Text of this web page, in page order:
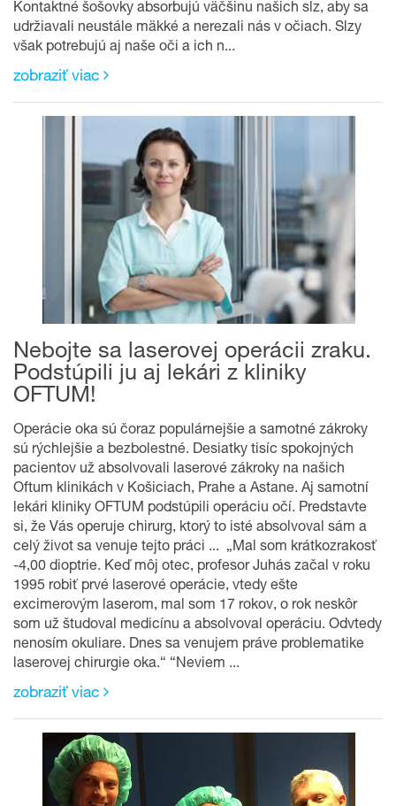
Kontaktné šošovky absorbujú väčšinu našich sĺz, aby sa
udržiavali neustále mäkké a nerezali nás v očiach. Slzy
však potrebujú aj naše oči a ich n...
zobraziť viac
Nebojte sa laserovej operácii zraku.
Podstúpili ju aj lekári z kliniky
OFTUM!
Operácie oka sú čoraz populárnejšie a samotné zákroky
sú rýchlejšie a bezbolestné. Desiatky tisíc spokojných
pacientov už absolvovali laserové zákroky na našich
Oftum klinikách v Košiciach, Prahe a Astane. Aj samotní
lekári kliniky OFTUM podstúpili operáciu očí. Predstavte
si, že Vás operuje chirurg, ktorý to isté absolvoval sám a
celý život sa venuje tejto práci ... „Mal som krátkozrakosť
-4,00 dioptrie. Keď môj otec, profesor Juhás začal v roku
1995 robiť prvé laserové operácie, vtedy ešte
excimerovým laserom, mal som 17 rokov, o rok neskôr
som už študoval medicínu a absolvoval operáciu. Odvtedy
nenosím okuliare. Dnes sa venujem práve problematike
laserovej chirurgie oka.“ “Neviem ...
zobraziť viac